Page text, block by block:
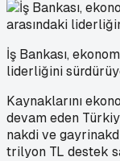
İş Bankası,
liderliğini
Kaynaklarını
devam eden
nakdi ve
trilyon TL destek